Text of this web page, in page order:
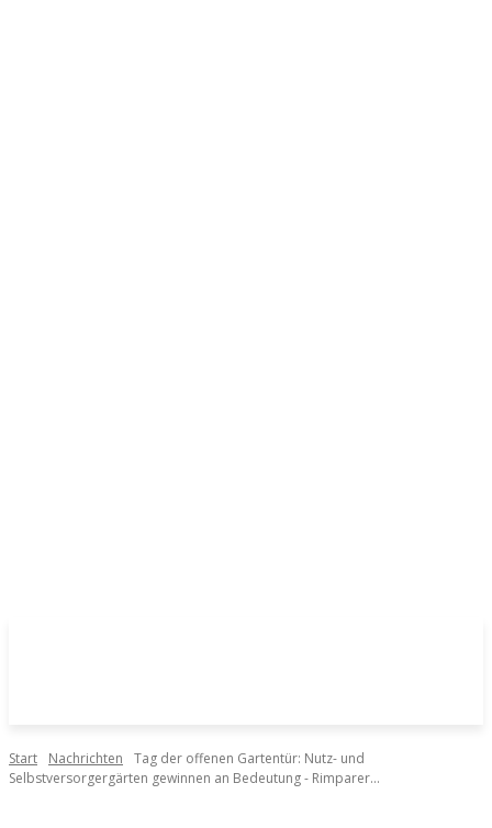
Start Nachrichten
Tag der offenen Gartentür: Nutz- und
Selbstversorgergärten gewinnen an Bedeutung - Rimparer...